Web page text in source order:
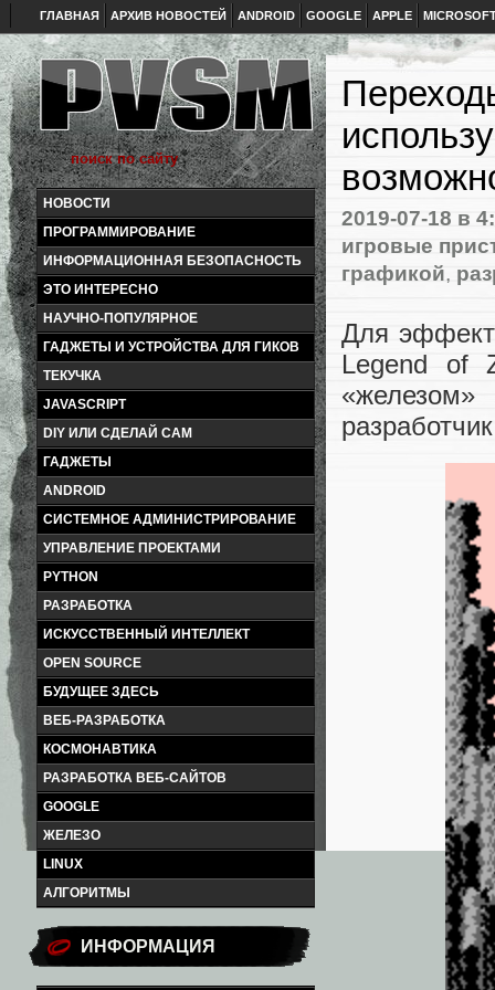
ГЛАВНАЯ АРХИВ НОВОСТЕЙ ANDROID GOOGLE APPLE
НОВОСТИ
ПРОГРАММИРОВАНИЕ
ИНФОРМАЦИОННАЯ БЕЗОПАСНОСТЬ
ЭТО ИНТЕРЕСНО
НАУЧНО-ПОПУЛЯРНОЕ
ГАДЖЕТЫ И УСТРОЙСТВА ДЛЯ ГИКОВ
ТЕКУЧКА
JAVASCRIPT
DIY ИЛИ СДЕЛАЙ САМ
ГАДЖЕТЫ
ANDROID
СИСТЕМНОЕ АДМИНИСТРИРОВАНИЕ
УПРАВЛЕНИЕ ПРОЕКТАМИ
PYTHON
РАЗРАБОТКА
ИСКУССТВЕННЫЙ ИНТЕЛЛЕКТ
OPEN SOURCE
БУДУЩЕЕ ЗДЕСЬ
ВЕБ-РАЗРАБОТКА
КОСМОНАВТИКА
РАЗРАБОТКА ВЕБ-САЙТОВ
GOOGLE
ЖЕЛЕЗО
LINUX
АЛГОРИТМЫ
ИНФОРМАЦИЯ
2019-07-18 в
игровые
графикой,
Для
Legend of